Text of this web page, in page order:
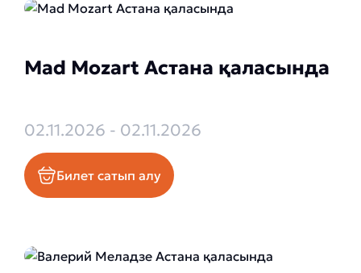
Mad Mozart Астана қаласында
02.11.2026 - 02.11.2026
Билет сатып алу